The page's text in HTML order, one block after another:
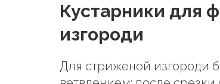
Кустарники для
изгороди
Для стриженой изгороди